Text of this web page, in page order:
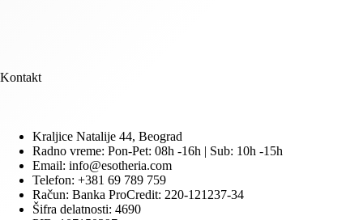
Kontakt
Kraljice Natalije 44, Beograd
Radno vreme: Pon-Pet: 08h -16h | Sub: 10h -15h
Email: info@esotheria.com
Telefon: +381 69 789 759
Račun: Banka ProCredit: 220-121237-34
Šifra delatnosti: 4690